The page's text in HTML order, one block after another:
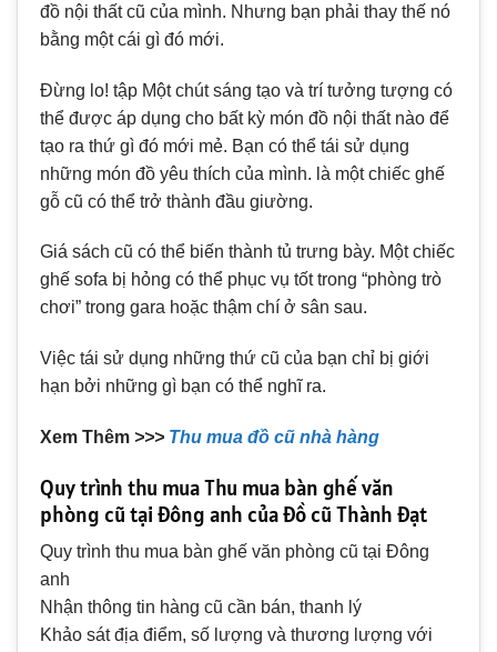
đồ nội thất cũ của mình. Nhưng bạn phải thay thế nó
bằng một cái gì đó mới.
Đừng lo! tập Một chút sáng tạo và trí tưởng tượng có
thể được áp dụng cho bất kỳ món đồ nội thất nào để
tạo ra thứ gì đó mới mẻ. Bạn có thể tái sử dụng
những món đồ yêu thích của mình. là một chiếc ghế
gỗ cũ có thể trở thành đầu giường.
Giá sách cũ có thể biến thành tủ trưng bày. Một chiếc
ghế sofa bị hỏng có thể phục vụ tốt trong “phòng trò
chơi” trong gara hoặc thậm chí ở sân sau.
Việc tái sử dụng những thứ cũ của bạn chỉ bị giới
hạn bởi những gì bạn có thể nghĩ ra.
Xem Thêm >>> Thu mua đồ cũ nhà hàng
Quy trình thu mua Thu mua bàn ghế văn
phòng cũ tại Đông anh của đồ cũ Thành Đạt
Quy trình thu mua bàn ghế văn phòng cũ tại Đông
anh
Nhận thông tin hàng cũ cần bán, thanh lý
Khảo sát địa điểm, số lượng và thương lượng với